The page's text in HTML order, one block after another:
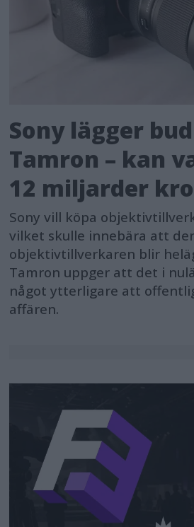
Sony lägger
Tamron – kan
12 miljarder
Sony vill köpa
vilket skulle innebära att
objektivtillverkaren blir
Tamron uppger att det i
något ytterligare att
affären.